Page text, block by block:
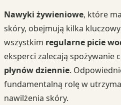
Nawyki żywieniowe, które
skóry, obejmują kilka
wszystkim regularne picie
eksperci zalecają spożywanie
płynów dziennie.
fundamentalną rolę w
nawilżenia skóry.